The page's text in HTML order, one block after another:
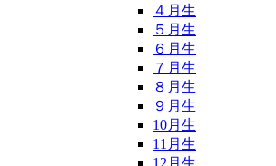
４月生
５月生
６月生
７月生
８月生
９月生
10月生
11月生
12月生